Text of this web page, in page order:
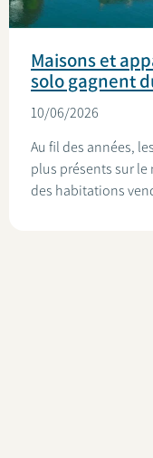
Maisons et
solo gagnent
10/06/2026
Au fil des années,
plus présents sur le
des habitations